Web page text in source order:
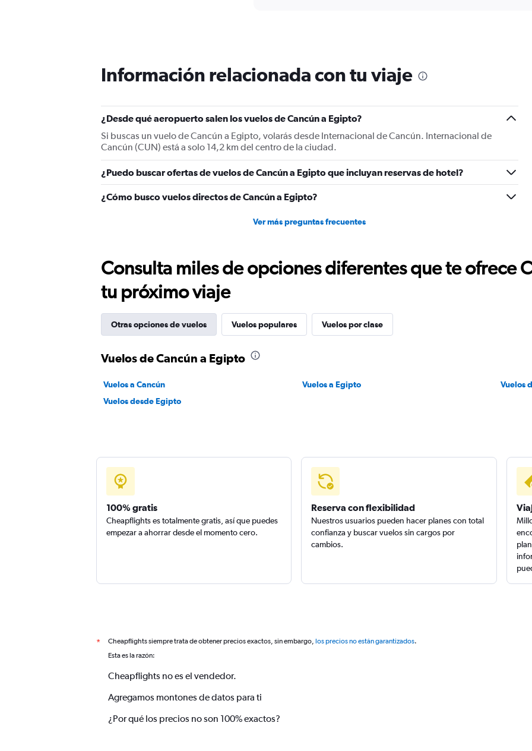
chart
has
Y
axis
displaying
values.
Range:
0
to
1800.
Información relacionada con tu viaje
¿Desde qué aeropuerto salen los vuelos de Cancún a Egipto?
Si buscas un vuelo de Cancún a Egipto, volarás desde Internacional de Cancún. Internacional de
Cancún (CUN) está a solo 14,2 km del centro de la ciudad.
¿Puedo buscar ofertas de vuelos de Cancún a Egipto que incluyan reservas de hotel?
¿Cómo busco vuelos directos de Cancún a Egipto?
Ver más preguntas frecuentes
Consulta miles de opciones diferentes que te ofrece
tu próximo viaje
Otras opciones de vuelos Vuelos populares Vuelos por clase
Vuelos de Cancún a Egipto
Vuelos a Cancún Vuelos a Egipto
Vuelos
Vuelos desde Egipto
100% gratis
Cheapflights es totalmente gratis, así que puedes
empezar a ahorrar desde el momento cero.
Reserva con flexibilidad
Nuestros usuarios pueden hacer planes con total
confianza y buscar vuelos sin cargos por
cambios.
* Cheapflights siempre trata de obtener precios exactos, sin embargo, los precios no están garantizados.
Esta es la razón:
Cheapflights no es el vendedor.
Agregamos montones de datos para ti
¿Por qué los precios no son 100% exactos?